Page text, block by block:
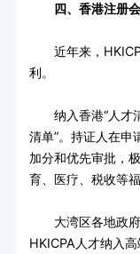
四、香港注册
近年来，
利。
纳入香港“人才清
清单”。持证人在申
加分和优先审批，
育、医疗、税收等福
大湾区各地政府
HKICPA人才纳入